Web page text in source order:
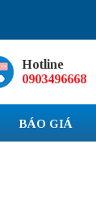
Hotline
0903496668
BÁO GIÁ